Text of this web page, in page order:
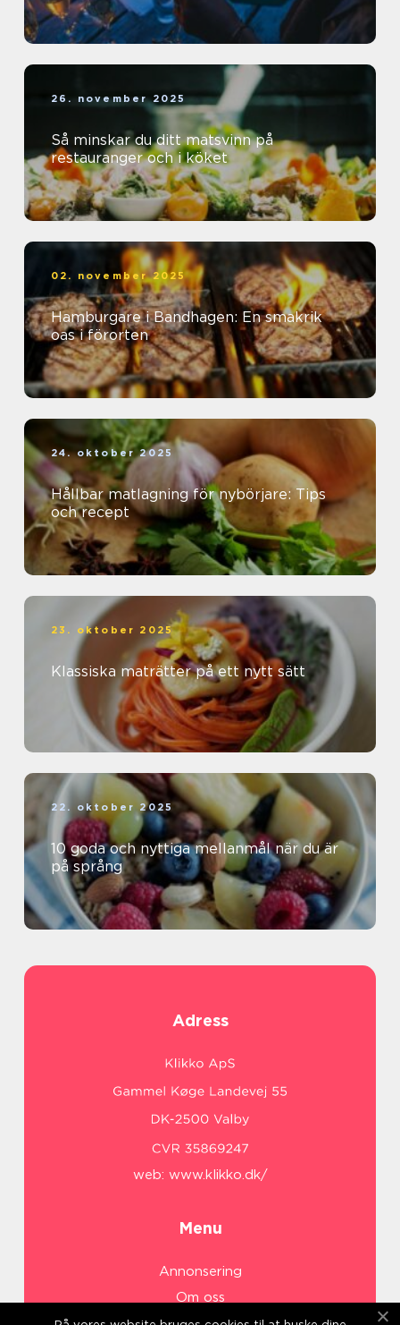
26. november 2025
Så minskar du ditt matsvinn på
restauranger och i köket
02. november 2025
Hamburgare i Bandhagen: En smakrik
oas i förorten
24. oktober 2025
Hållbar matlagning för nybörjare: Tips
och recept
23. oktober 2025
Klassiska maträtter på ett nytt sätt
22. oktober 2025
10 goda och nyttiga mellanmål när du är
på språng
Adress
web: www.klikko.dk/
Menu
Annonsering
Om oss